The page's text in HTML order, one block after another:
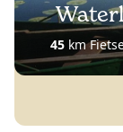
45 km